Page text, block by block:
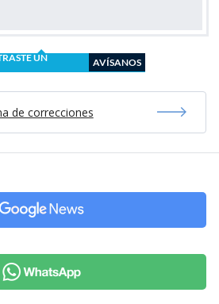
UN
AVÍSANOS
de correcciones